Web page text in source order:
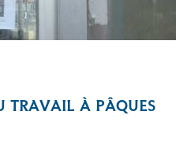
TRAVAIL À PÂQUES